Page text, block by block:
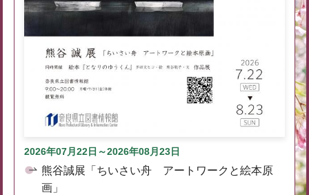
2026年07月22日～2026年08月23日
熊谷誠展「ちいさい舟 アートワークと絵本原
画」